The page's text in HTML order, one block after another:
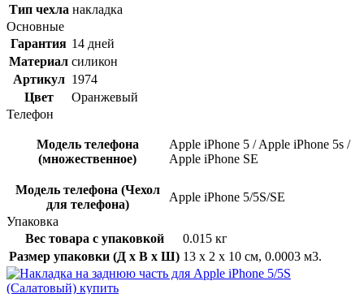
Тип чехла накладка
Основные
Гарантия 14 дней
Материал силикон
Артикул 1974
Цвет
Оранжевый
Телефон
Модель телефона
(множественное)
Apple iPhone 5 / Apple iPhone 5s /
Apple iPhone SE
Модель телефона (Чехол
для телефона)
Apple iPhone 5/5S/SE
Упаковка
Вес товара с упаковкой
0.015 кг
Размер упаковки (Д x В x Ш) 13 x 2 x 10 см, 0.0003 м3.